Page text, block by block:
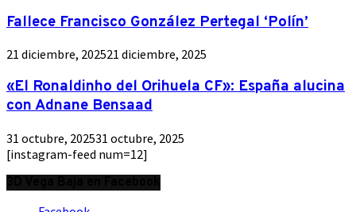
Fallece Francisco González Pertegal ‘Polín’
21 diciembre, 202521 diciembre, 2025
«El Ronaldinho del Orihuela CF»: España alucina
con Adnane Bensaad
31 octubre, 202531 octubre, 2025
[instagram-feed num=12]